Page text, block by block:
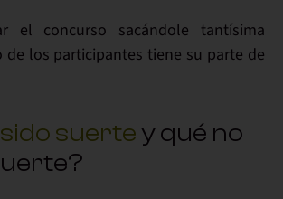
el concurso sacándole tantísima
de los participantes tiene su parte de
suerte y qué no